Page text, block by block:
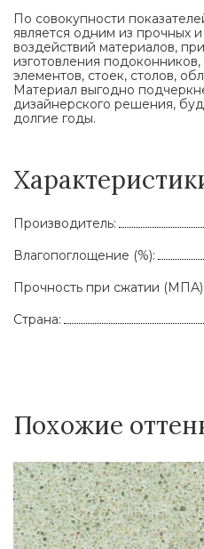
По совокупности
является одним из прочных
воздействий материалов,
изготовления
элементов, стоек, столов,
Материал выгодно
дизайнерского решения,
долгие годы.
Производитель:
Влагопоглощение (%):
Прочность при сжатии (МПА):
Страна:
Похожие